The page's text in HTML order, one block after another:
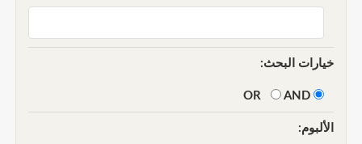
خيارات البحث:
AND
الألبوم: